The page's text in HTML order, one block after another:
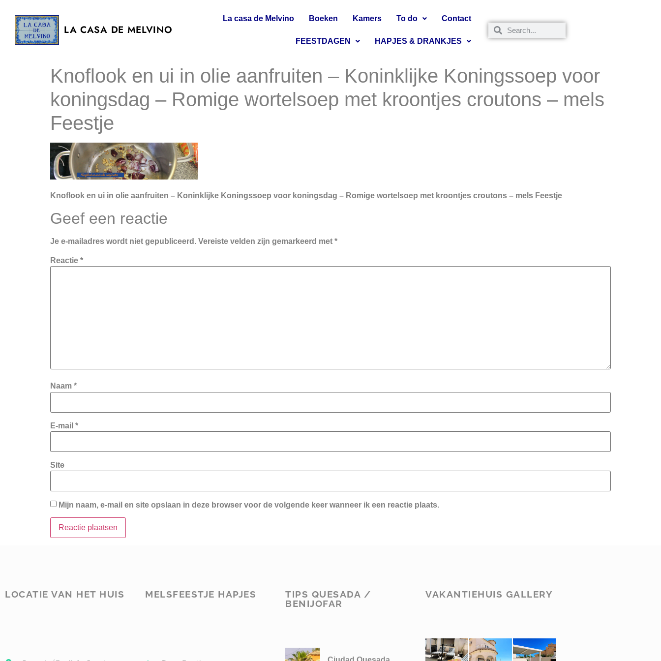
LA CASA DE MELVINO
La casa de Melvino Boeken Kamers To do Contact
FEESTDAGEN HAPJES & DRANKJES
Knoflook en ui in olie aanfruiten – Koninklijke Koningssoep voor
koningsdag – Romige wortelsoep met kroontjes croutons – mels
Feestje
Knoflook en ui in olie aanfruiten – Koninklijke Koningssoep voor koningsdag – Romige wortelsoep met kroontjes croutons – mels Feestje
Geef een reactie
Je e-mailadres wordt niet gepubliceerd. Vereiste velden zijn gemarkeerd met *
Reactie *
Naam *
E-mail *
Site
Mijn naam, e-mail en site opslaan in deze browser voor de volgende keer wanneer ik een reactie plaats.
LOCATIE VAN HET HUIS MELSFEESTJE HAPJES
TIPS QUESADA /
BENIJOFAR
VAKANTIEHUIS GALLERY